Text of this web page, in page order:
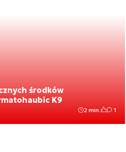
środków
K9
2 min. 1